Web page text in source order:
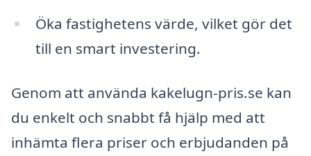
Öka fastighetens värde, vilket gör det
till en smart investering.
Genom att använda kakelugn-pris.se kan
du enkelt och snabbt få hjälp med att
inhämta flera priser och erbjudanden på